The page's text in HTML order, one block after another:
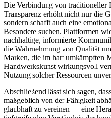
Die Verbindung von traditioneller
Transparenz erhöht nicht nur die
sondern schafft auch eine
Besondere suchen. Plattformen
nachhaltige, informierte
die Wahrnehmung von Qualität
Marken, die im hart umkämpften
Handwerkskunst wirkungsvoll
Nutzung solcher Ressourcen
Abschließend lässt sich sagen,
maßgeblich von der Fähigkeit
glaubhaft zu vereinen — eine